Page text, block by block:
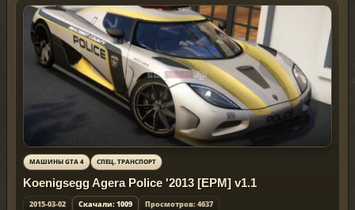
МАШИНЫ GTA 4 СПЕЦ. ТРАНСПОРТ
Koenigsegg Agera Police '2013 [EPM] v1.1
2015-03-02 Скачали: 1009 Просмотров: 4637